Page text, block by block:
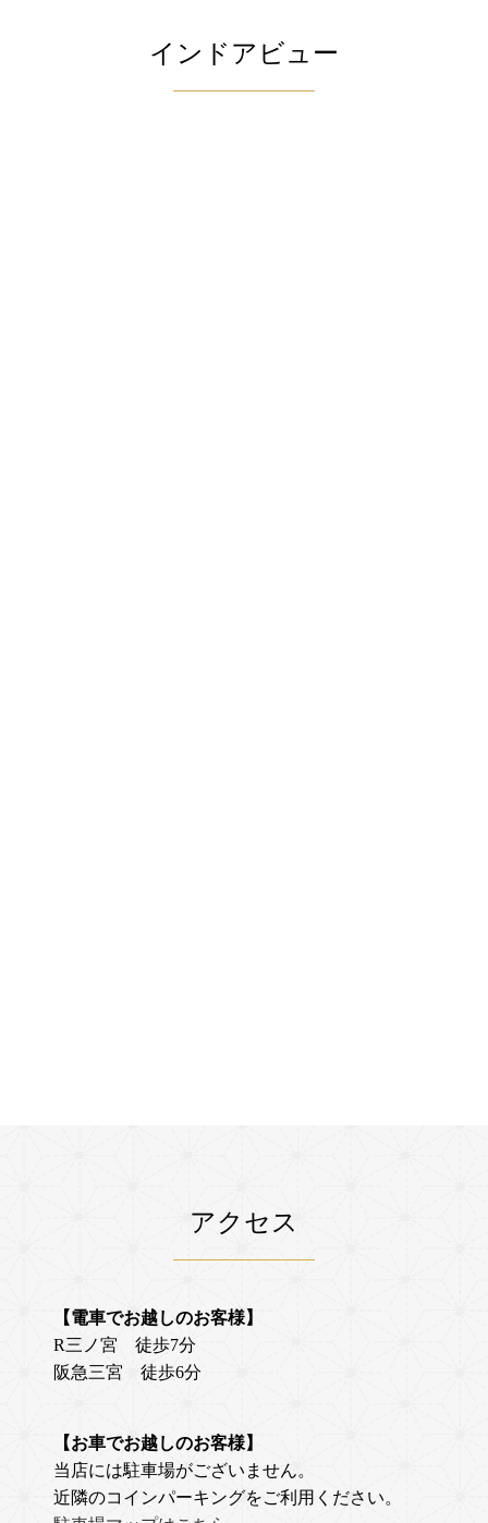
インドアビュー
アクセス
【電車でお越しのお客様】
R三ノ宮 徒歩7分
阪急三宮 徒歩6分
【お車でお越しのお客様】
当店には駐車場がございません。
近隣のコインパーキングをご利用ください。